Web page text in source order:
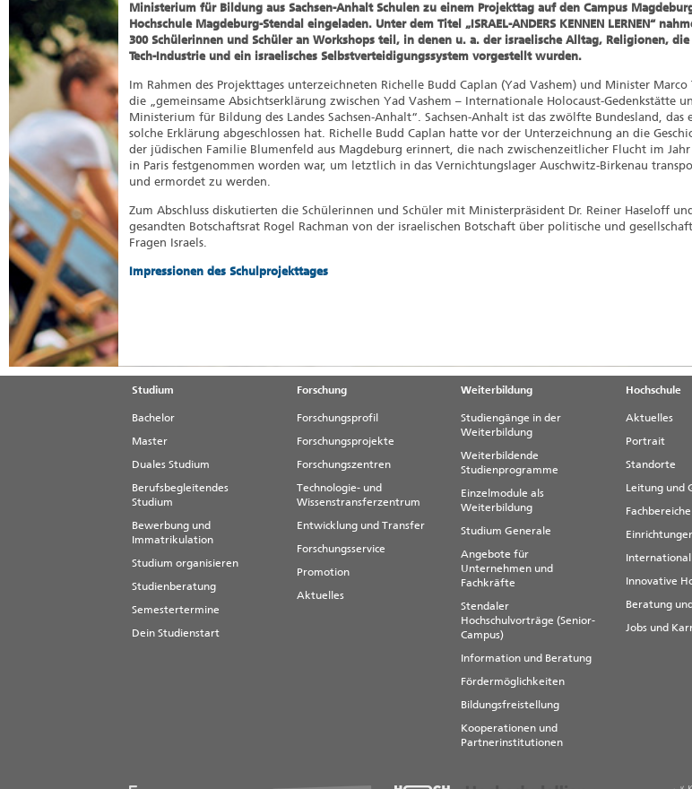
Ministerium für Bildung aus Sachsen-Anhalt Schulen zu einem Projekttag auf den Campus
Hochschule Magdeburg-Stendal eingeladen. Unter dem Titel „ISRAEL-ANDERS KENNEN LERNEN“
300 Schülerinnen und Schüler an Workshops teil, in denen u. a. der israelische Alltag, Religionen, die
Tech-Industrie und ein israelisches Selbstverteidigungssystem vorgestellt wurden.
Im Rahmen des Projekttages unterzeichneten Richelle Budd Caplan (Yad Vashem) und Minister Marco
die „gemeinsame Absichtserklärung zwischen Yad Vashem – Internationale Holocaust-Gedenkstätte
Ministerium für Bildung des Landes Sachsen-Anhalt“. Sachsen-Anhalt ist das zwölfte Bundesland, das
solche Erklärung abgeschlossen hat. Richelle Budd Caplan hatte vor der Unterzeichnung an die
der jüdischen Familie Blumenfeld aus Magdeburg erinnert, die nach zwischenzeitlicher Flucht im Jahr
in Paris festgenommen worden war, um letztlich in das Vernichtungslager Auschwitz-Birkenau
und ermordet zu werden.
Zum Abschluss diskutierten die Schülerinnen und Schüler mit Ministerpräsident Dr. Reiner Haseloff
gesandten Botschaftsrat Rogel Rachman von der israelischen Botschaft über politische und
Fragen Israels.
Impressionen des Schulprojekttages
Studium
Bachelor
Master
Duales Studium
Berufsbegleitendes
Studium
Bewerbung und
Immatrikulation
Studium organisieren
Studienberatung
Semestertermine
Dein Studienstart
Forschung
Forschungsprofil
Forschungsprojekte
Forschungszentren
Technologie- und
Wissenstransferzentrum
Entwicklung und Transfer
Forschungsservice
Promotion
Aktuelles
Weiterbildung
Studiengänge in der
Weiterbildung
Weiterbildende
Studienprogramme
Einzelmodule als
Weiterbildung
Studium Generale
Angebote für
Unternehmen und
Fachkräfte
Stendaler
Hochschulvorträge (Senior-
Campus)
Information und Beratung
Fördermöglichkeiten
Bildungsfreistellung
Kooperationen und
Partnerinstitutionen
Hochschule
Aktuelles
Portrait
Standorte
Leitung und
Fachbereiche
International
Innovative
Beratung
Jobs und